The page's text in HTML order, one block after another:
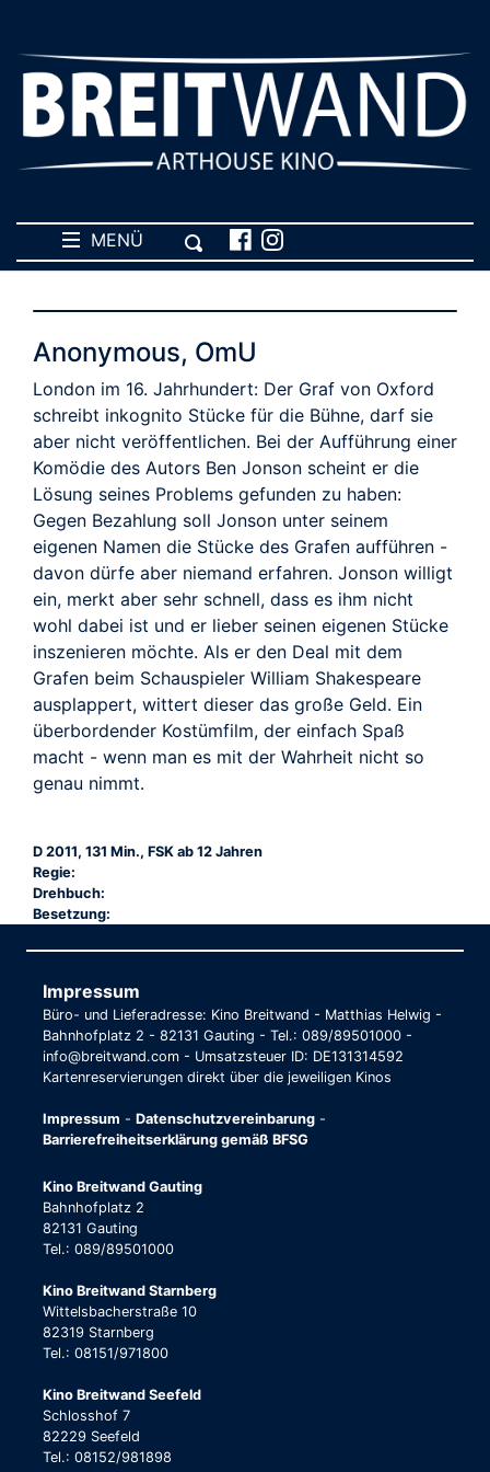
MENÜ
TRAILER
Anonymous, OmU
London im 16. Jahrhundert: Der Graf von Oxford
schreibt inkognito Stücke für die Bühne, darf sie
aber nicht veröffentlichen. Bei der Aufführung einer
Komödie des Autors Ben Jonson scheint er die
Lösung seines Problems gefunden zu haben:
Gegen Bezahlung soll Jonson unter seinem
eigenen Namen die Stücke des Grafen aufführen -
davon dürfe aber niemand erfahren. Jonson willigt
ein, merkt aber sehr schnell, dass es ihm nicht
wohl dabei ist und er lieber seinen eigenen Stücke
inszenieren möchte. Als er den Deal mit dem
Grafen beim Schauspieler William Shakespeare
ausplappert, wittert dieser das große Geld. Ein
überbordender Kostümfilm, der einfach Spaß
macht - wenn man es mit der Wahrheit nicht so
genau nimmt.
D 2011, 131 Min., FSK ab 12 Jahren
Regie:
Drehbuch:
Besetzung:
Impressum
Büro- und Lieferadresse: Kino Breitwand - Matthias Helwig -
Bahnhofplatz 2 - 82131 Gauting - Tel.: 089/89501000 -
info@breitwand.com - Umsatzsteuer ID: DE131314592
Kartenreservierungen direkt über die jeweiligen Kinos
Impressum - Datenschutzvereinbarung -
Barrierefreiheitserklärung gemäß BFSG
Kino Breitwand Gauting
Bahnhofplatz 2
82131 Gauting
Tel.: 089/89501000
Kino Breitwand Starnberg
Wittelsbacherstraße 10
82319 Starnberg
Tel.: 08151/971800
Kino Breitwand Seefeld
Schlosshof 7
82229 Seefeld
Tel.: 08152/981898